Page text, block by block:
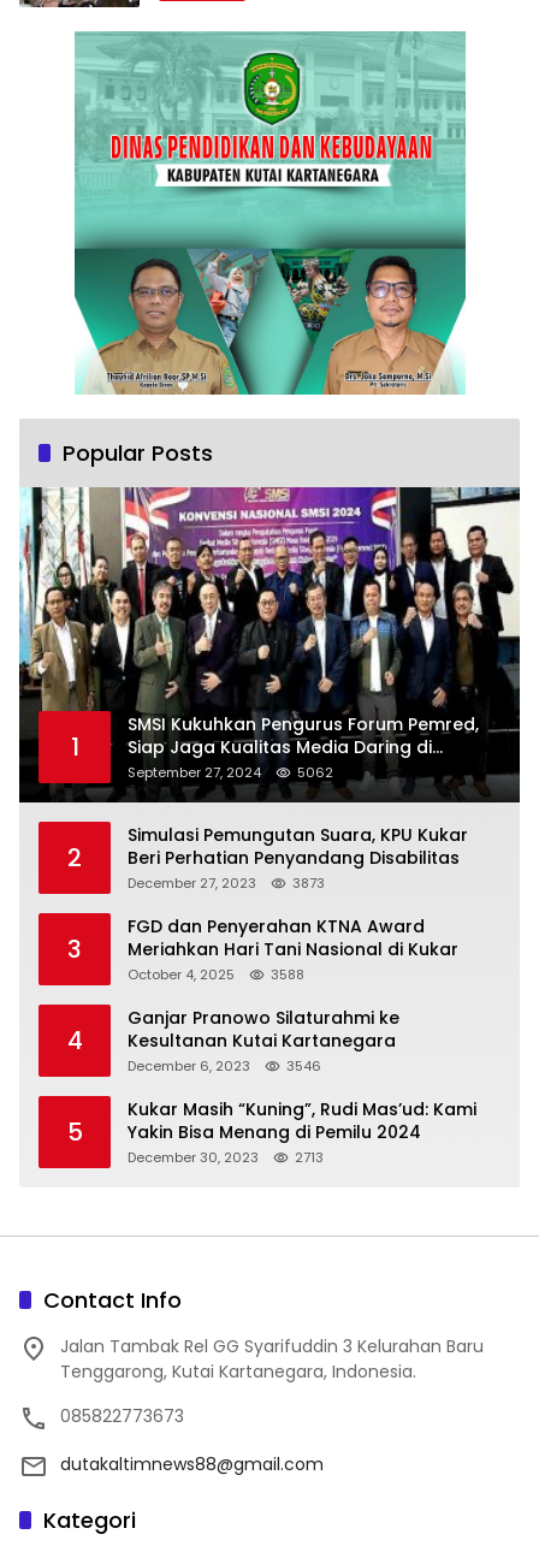
Popular Posts
1
SMSI Kukuhkan Pengurus Forum Pemred,
Siap Jaga Kualitas Media Daring di
Indonesia
September 27, 2024 5062
2
Simulasi Pemungutan Suara, KPU Kukar
Beri Perhatian Penyandang Disabilitas
December 27, 2023 3873
3
FGD dan Penyerahan KTNA Award
Meriahkan Hari Tani Nasional di Kukar
October 4, 2025 3588
4
Ganjar Pranowo Silaturahmi ke
Kesultanan Kutai Kartanegara
December 6, 2023 3546
5
Kukar Masih “Kuning”, Rudi Mas’ud: Kami
Yakin Bisa Menang di Pemilu 2024
December 30, 2023 2713
Contact Info
Jalan Tambak Rel GG Syarifuddin 3 Kelurahan Baru
Tenggarong, Kutai Kartanegara, Indonesia.
085822773673
dutakaltimnews88@gmail.com
Kategori